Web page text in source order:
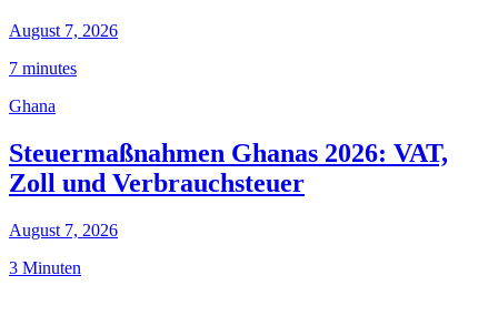
August 7, 2026
7 minutes
Ghana
Steuermaßnahmen Ghanas 2026: VAT,
Zoll und Verbrauchsteuer
August 7, 2026
3 Minuten